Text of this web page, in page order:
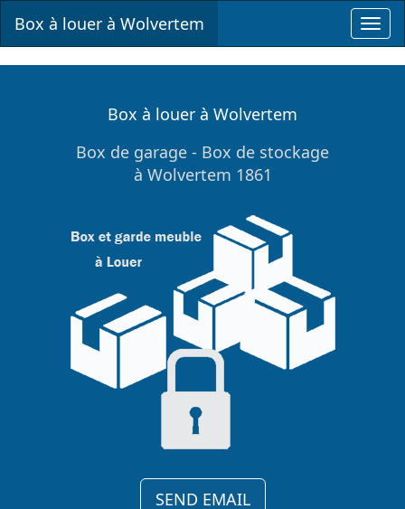
Box à louer à Wolvertem
Box à louer à Wolvertem
Box de garage - Box de stockage
à Wolvertem 1861
SEND EMAIL